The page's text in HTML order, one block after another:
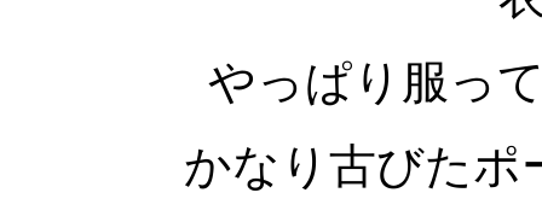
やっぱり服っ
かなり古びたポ